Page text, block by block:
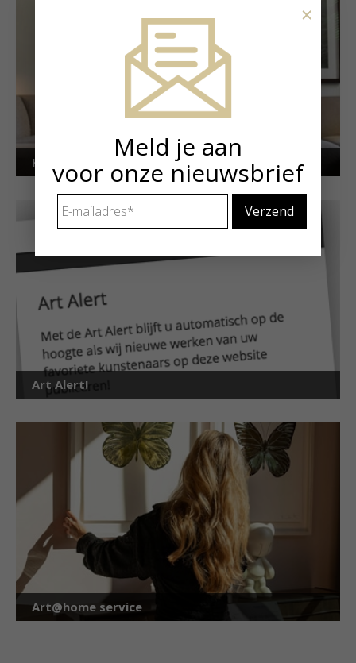
Kunstuitleen voor particulieren
Art Alert!
Art@home service
Meld je aan
voor onze nieuwsbrief
mailadres *
×